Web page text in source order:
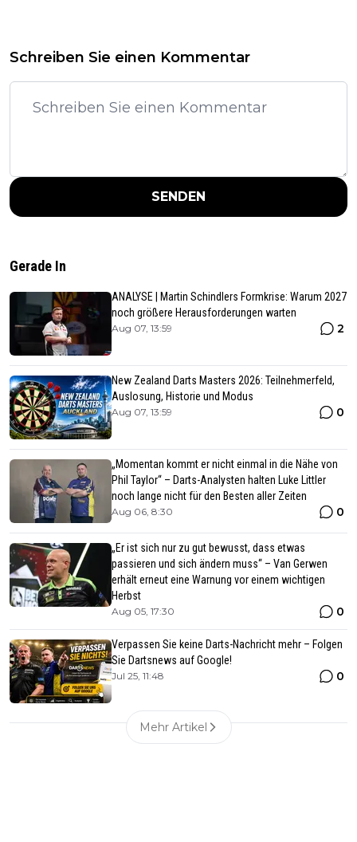
Schreiben Sie einen Kommentar
SENDEN
Gerade In
ANALYSE | Martin Schindlers Formkrise: Warum 2027
noch größere Herausforderungen warten
Aug 07, 13:59 2
New Zealand Darts Masters 2026: Teilnehmerfeld,
Auslosung, Historie und Modus
Aug 07, 13:59 0
„Momentan kommt er nicht einmal in die Nähe von
Phil Taylor“ – Darts-Analysten halten Luke Littler
noch lange nicht für den Besten aller Zeiten
Aug 06, 8:30 0
„Er ist sich nur zu gut bewusst, dass etwas
passieren und sich ändern muss“ – Van Gerwen
erhält erneut eine Warnung vor einem wichtigen
Herbst
Aug 05, 17:30 0
Verpassen Sie keine Darts-Nachricht mehr – Folgen
Sie Dartsnews auf Google!
Jul 25, 11:48 0
Mehr Artikel